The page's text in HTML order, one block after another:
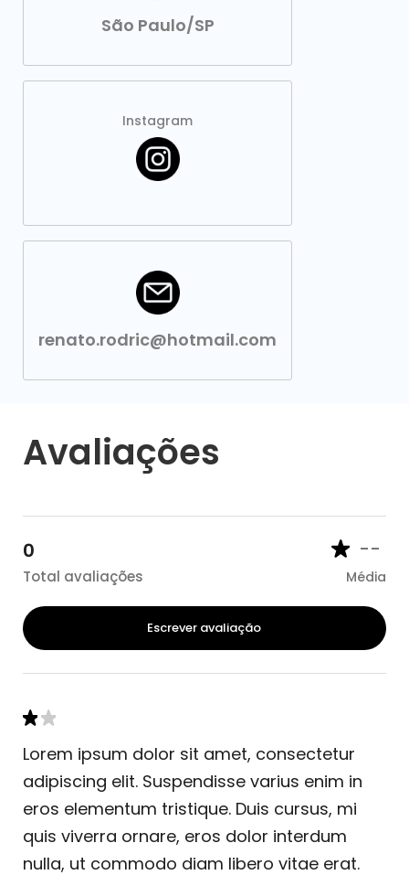
São Paulo/SP
Instagram
renato.rodric@hotmail.com
Avaliações
0
Total avaliações
--
Média
Escrever avaliação
Lorem ipsum dolor sit amet, consectetur
adipiscing elit. Suspendisse varius enim in
eros elementum tristique. Duis cursus, mi
quis viverra ornare, eros dolor interdum
nulla, ut commodo diam libero vitae erat.